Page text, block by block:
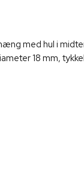
med hul i
18 mm,